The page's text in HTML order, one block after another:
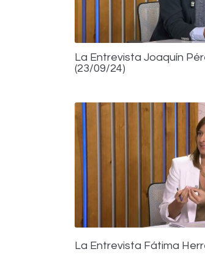
La Entrevista Joaquín
(23/09/24)
La Entrevista Fátima